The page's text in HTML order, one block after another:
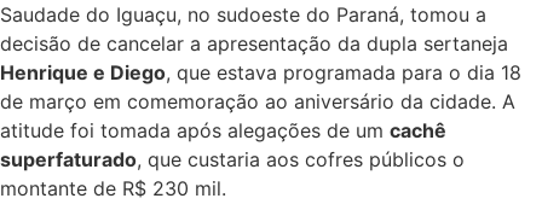
Saudade do Iguaçu, no sudoeste do Paraná, tomou a
decisão de cancelar a apresentação da dupla sertaneja
Henrique e Diego, que estava programada para o dia 18
de março em comemoração ao aniversário da cidade. A
atitude foi tomada após alegações de um cachê
superfaturado, que custaria aos cofres públicos o
montante de R$ 230 mil.